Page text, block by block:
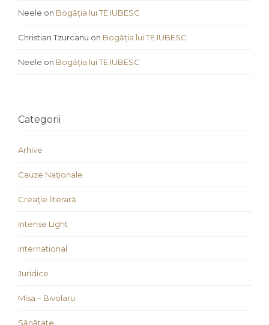
Neele on Bogăția lui TE IUBESC
Christian Tzurcanu on Bogăția lui TE IUBESC
Neele on Bogăția lui TE IUBESC
Categorii
Arhive
Cauze Naţionale
Creaţie literară
Intense Light
international
Juridice
Misa – Bivolaru
Sănătate